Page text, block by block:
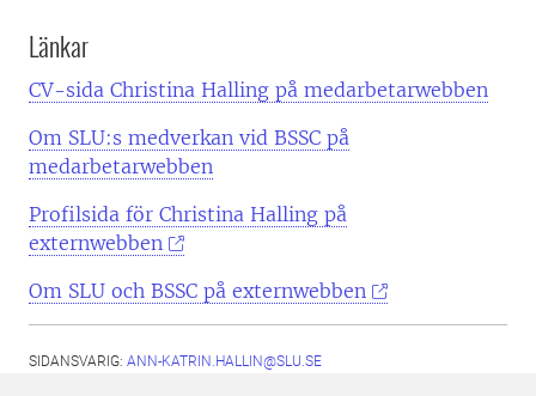
Länkar
CV-sida Christina Halling på medarbetarwebben
Om SLU:s medverkan vid BSSC på
medarbetarwebben
Profilsida för Christina Halling på
externwebben
Om SLU och BSSC på externwebben
SIDANSVARIG: ANN-KATRIN.HALLIN@SLU.SE